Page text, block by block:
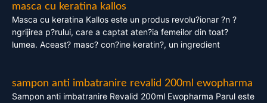
masca cu keratina kallos
Masca cu keratina Kallos este un produs revolu?ionar ?n ?
ngrijirea p?rului, care a captat aten?ia femeilor din toat?
lumea. Aceast? masc? con?ine keratin?, un ingredient
sampon anti imbatranire revalid 200ml ewopharma
Sampon anti imbatranire Revalid 200ml Ewopharma Parul este